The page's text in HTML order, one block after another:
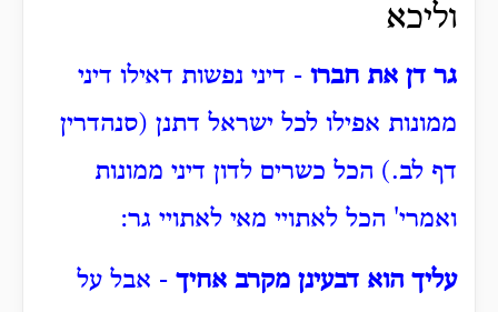
וליכא
גר דן את חברו - דיני נפשות דאילו דיני
ממונות אפילו לכל ישראל דתנן (סנהדרין
דף לב.) הכל כשרים לדון דיני ממונות
ואמרי' הכל לאתויי מאי לאתויי גר:
עליך הוא דבעינן מקרב אחיך - אבל על